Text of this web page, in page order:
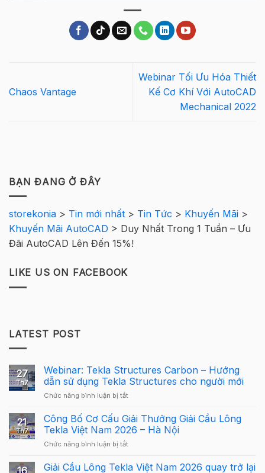
Chaos Vantage
Webinar Tối Ưu Hóa Thiết
Kế Cơ Khí Với AutoCAD
Mechanical 2022
BẠN ĐANG Ở ĐÂY
storekonia > Tin mới nhất > Tin Tức > Khuyến Mãi >
Khuyến Mãi AutoCAD > Duy Nhất Trong 1 Tuần – Ưu
Đãi AutoCAD Lên Đến 15%!
LIKE US ON FACEBOOK
LATEST POST
27
Th7
Webinar: Tekla Structures Carbon – Hướng
dẫn sử dụng Tekla Structures cho người mới
Chức năng bình luận bị tắtở
Tekla
Structures
Carbon
–
dẫn
21
Th7
Công Bố Cơ Cấu Giải Thưởng Giải Cầu Lông
Tekla Việt Nam 2026 – Hà Nội
Chức năng bình luận bị tắtở
Bố
Giải Cầu Lông Tekla Việt Nam 2026 quay trở lại